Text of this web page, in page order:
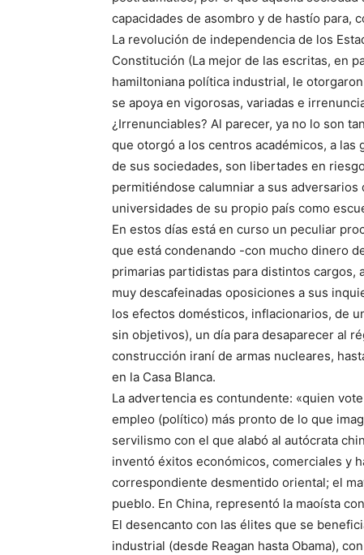
capacidades de asombro y de hastío para,
La revolución de independencia de los
Constitución (La mejor de las escritas, en
hamiltoniana política industrial, le
se apoya en vigorosas, variadas e
¿Irrenunciables? Al parecer, ya no lo son
que otorgó a los centros académicos, a
de sus sociedades, son libertades en
permitiéndose calumniar a sus
universidades de su propio país como
En estos días está en curso un peculiar
que está condenando -con mucho dinero
primarias partidistas para distintos
muy descafeinadas oposiciones a sus
los efectos domésticos, inflacionarios, de
sin objetivos), un día para desaparecer al
construcción iraní de armas nucleares,
en la Casa Blanca.
La advertencia es contundente: «quien
empleo (político) más pronto de lo que
servilismo con el que alabó al autócrata
inventó éxitos económicos, comerciales y
correspondiente desmentido oriental; el
pueblo. En China, representó la maoísta
El desencanto con las élites que se
industrial (desde Reagan hasta Obama),